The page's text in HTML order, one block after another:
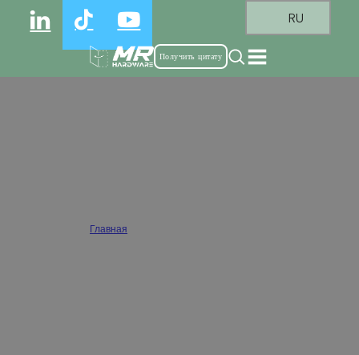
RU
Получить цитату
Главная